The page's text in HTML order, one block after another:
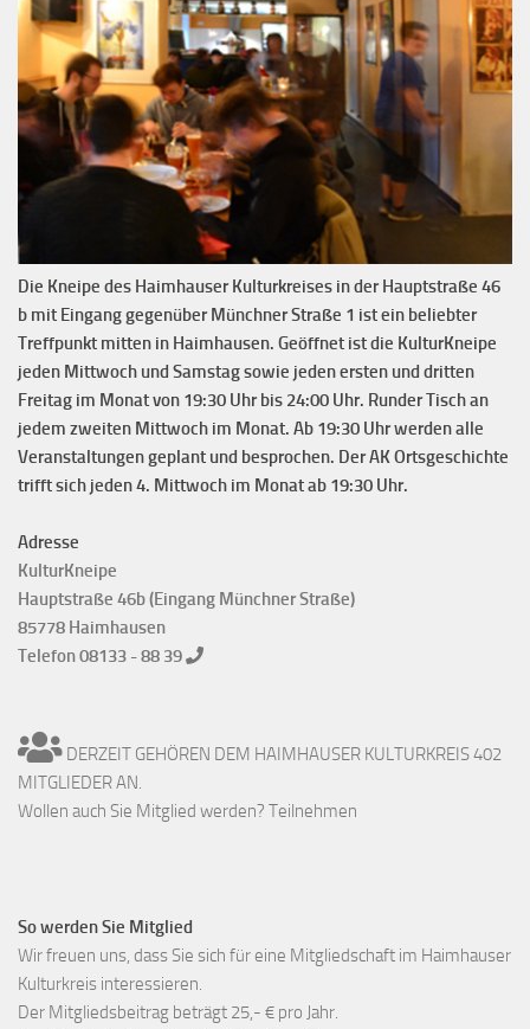
Die Kneipe des Haimhauser Kulturkreises in der Hauptstraße 46
b mit Eingang gegenüber Münchner Straße 1 ist ein beliebter
Treffpunkt mitten in Haimhausen. Geöffnet ist die KulturKneipe
jeden Mittwoch und Samstag sowie jeden ersten und dritten
Freitag im Monat von 19:30 Uhr bis 24:00 Uhr. Runder Tisch an
jedem zweiten Mittwoch im Monat. Ab 19:30 Uhr werden alle
Veranstaltungen geplant und besprochen. Der AK Ortsgeschichte
trifft sich jeden 4. Mittwoch im Monat ab 19:30 Uhr.
Adresse
KulturKneipe
Hauptstraße 46b (Eingang Münchner Straße)
85778 Haimhausen
Telefon 08133 - 88 39
DERZEIT GEHÖREN DEM HAIMHAUSER KULTURKREIS 402
MITGLIEDER AN.
Wollen auch Sie Mitglied werden? Teilnehmen
So werden Sie Mitglied
Wir freuen uns, dass Sie sich für eine Mitgliedschaft im Haimhauser
Kulturkreis interessieren.
Der Mitgliedsbeitrag beträgt 25,- € pro Jahr.